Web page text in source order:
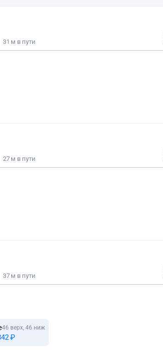
31 м в пути
27 м в пути
37 м в пути
46 верх, 46 ниж
⁠₽